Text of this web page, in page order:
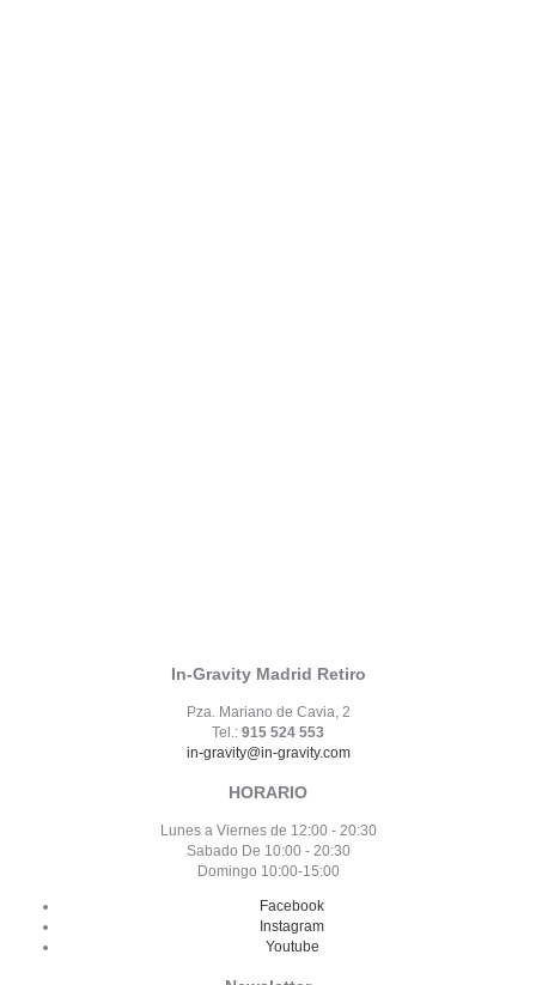
In-Gravity Madrid Retiro
Pza. Mariano de Cavia, 2
Tel.: 915 524 553
in-gravity@in-gravity.com
HORARIO
Lunes a Viernes de 12:00 - 20:30
Sabado De 10:00 - 20:30
Domingo 10:00-15:00
Facebook
Instagram
Youtube